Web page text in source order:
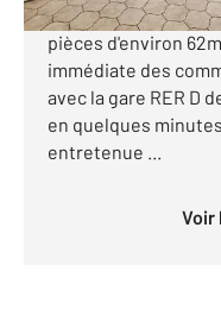
STALINGRAD vous
pièces d'environ
immédiate des
avec la gare RER D
en quelques
entretenue ...